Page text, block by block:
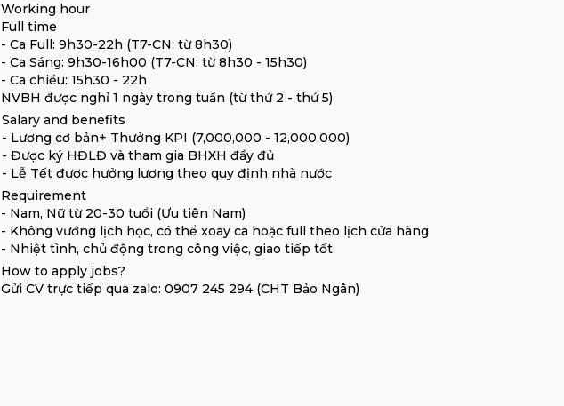
Working hour
Full time
- Ca Full: 9h30-22h (T7-CN: từ 8h30)
- Ca Sáng: 9h30-16h00 (T7-CN: từ 8h30 - 15h30)
- Ca chiều: 15h30 - 22h
NVBH được nghỉ 1 ngày trong tuần (từ thứ 2 - thứ 5)
Salary and benefits
- Lương cơ bản+ Thưởng KPI (7,000,000 - 12,000,000)
- Được ký HĐLĐ và tham gia BHXH đầy đủ
- Lễ Tết được hưởng lương theo quy định nhà nước
Requirement
- Nam, Nữ từ 20-30 tuổi (Ưu tiên Nam)
- Không vướng lịch học, có thể xoay ca hoặc full theo lịch cửa hàng
- Nhiệt tình, chủ động trong công việc, giao tiếp tốt
How to apply jobs?
Gửi CV trực tiếp qua zalo: 0907 245 294 (CHT Bảo Ngân)